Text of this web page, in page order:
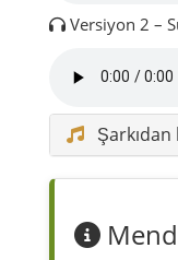
Versiyon 2 –